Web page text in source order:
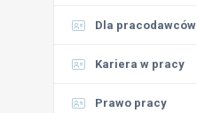
Dla pracodawców
Kariera w pracy
Prawo pracy